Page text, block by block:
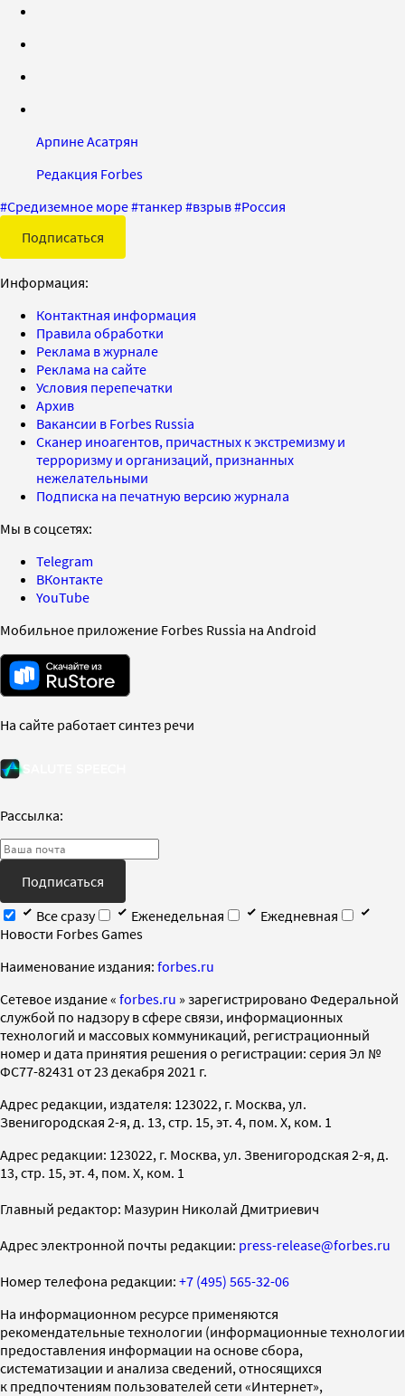
Арпине Асатрян
Редакция Forbes
#Средиземное море#танкер #взрыв#Россия
Подписаться
Информация:
Контактная информация
Правила обработки
Реклама в журнале
Реклама на сайте
Условия перепечатки
Архив
Вакансии в Forbes Russia
Сканер иноагентов, причастных к экстремизму и
терроризму и организаций, признанных
нежелательными
Подписка на печатную версию журнала
Мы в соцсетях:
Telegram
ВКонтакте
YouTube
Мобильное приложение Forbes Russia на Android
На сайте работает синтез речи
Рассылка:
Подписаться
Все сразу
Еженедельная
Ежедневная
Новости Forbes Games
Наименование издания: forbes.ru
Cетевое издание « forbes.ru » зарегистрировано Федеральной
службой по надзору в сфере связи, информационных
технологий и массовых коммуникаций, регистрационный
номер и дата принятия решения о регистрации: серия Эл №
ФС77-82431 от 23 декабря 2021 г.
Адрес редакции, издателя: 123022, г. Москва, ул.
Звенигородская 2-я, д. 13, стр. 15, эт. 4, пом. X, ком. 1
Адрес редакции: 123022, г. Москва, ул. Звенигородская 2-я, д.
13, стр. 15, эт. 4, пом. X, ком. 1
Главный редактор: Мазурин Николай Дмитриевич
Адрес электронной почты редакции: press-release@forbes.ru
Номер телефона редакции: +7 (495) 565-32-06
На информационном ресурсе применяются
рекомендательные технологии (информационные технологии
предоставления информации на основе сбора,
систематизации и анализа сведений, относящихся
к предпочтениям пользователей сети «Интернет»,